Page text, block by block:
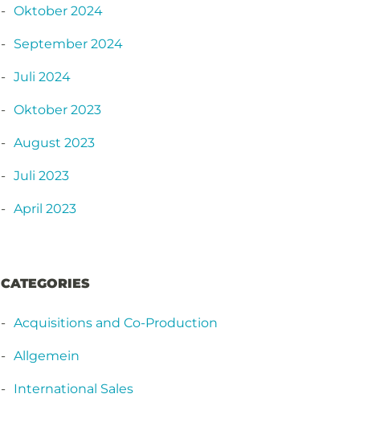
Oktober 2024
September 2024
Juli 2024
Oktober 2023
August 2023
Juli 2023
April 2023
CATEGORIES
Acquisitions and Co-Production
Allgemein
International Sales